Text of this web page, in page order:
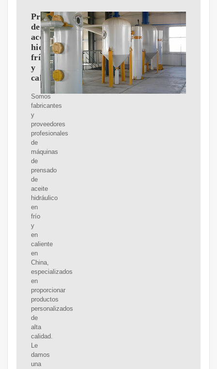
Prensa
de
aceite
hidráulico
frío
y
caliente
Somos
fabricantes
y
proveedores
profesionales
de
máquinas
de
prensado
de
aceite
hidráulico
en
frío
y
en
caliente
en
China,
especializados
en
proporcionar
productos
personalizados
de
alta
calidad.
Le
damos
una